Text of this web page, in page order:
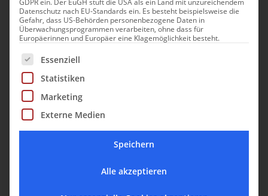
Datenschutz nach EU-Standards ein. Es besteht beispielsweise die
Gefahr, dass US-Behörden personenbezogene Daten in
Überwachungsprogrammen verarbeiten, ohne dass für
Europäerinnen und Europäer eine Klagemöglichkeit besteht.
Es folgt eine Liste der Service-Gruppen, für die eine
Essenziell
Statistiken
Marketing
Externe Medien
Speichern
Alle akzeptieren